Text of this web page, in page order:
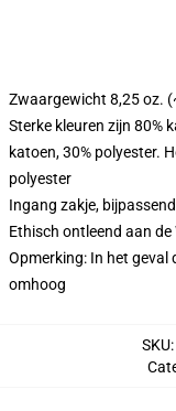
Zwaargewicht 8,25 oz.
Sterke kleuren zijn 80%
katoen, 30% polyester.
polyester
Ingang zakje,
Ethisch ontleend aan
Opmerking: In het geval
omhoog
SKU: